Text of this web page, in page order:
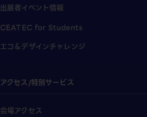
出展者イベント情報
CEATEC for Students
エコ＆デザインチャレンジ
アクセス/特別サービス
会場アクセス